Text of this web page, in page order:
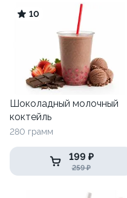
10
Шоколадный молочный
коктейль
280 грамм
199 ₽
259 ₽